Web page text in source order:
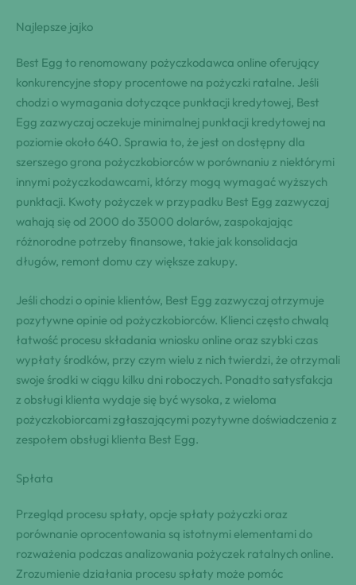
Najlepsze jajko
Best Egg to renomowany pożyczkodawca online oferujący
konkurencyjne stopy procentowe na pożyczki ratalne. Jeśli
chodzi o wymagania dotyczące punktacji kredytowej, Best
Egg zazwyczaj oczekuje minimalnej punktacji kredytowej na
poziomie około 640. Sprawia to, że jest on dostępny dla
szerszego grona pożyczkobiorców w porównaniu z niektórymi
innymi pożyczkodawcami, którzy mogą wymagać wyższych
punktacji. Kwoty pożyczek w przypadku Best Egg zazwyczaj
wahają się od 2000 do 35000 dolarów, zaspokajając
różnorodne potrzeby finansowe, takie jak konsolidacja
długów, remont domu czy większe zakupy.
Jeśli chodzi o opinie klientów, Best Egg zazwyczaj otrzymuje
pozytywne opinie od pożyczkobiorców. Klienci często chwalą
łatwość procesu składania wniosku online oraz szybki czas
wypłaty środków, przy czym wielu z nich twierdzi, że otrzymali
swoje środki w ciągu kilku dni roboczych. Ponadto satysfakcja
z obsługi klienta wydaje się być wysoka, z wieloma
pożyczkobiorcami zgłaszającymi pozytywne doświadczenia z
zespołem obsługi klienta Best Egg.
Spłata
Przegląd procesu spłaty, opcje spłaty pożyczki oraz
porównanie oprocentowania są istotnymi elementami do
rozważenia podczas analizowania pożyczek ratalnych online.
Zrozumienie działania procesu spłaty może pomóc